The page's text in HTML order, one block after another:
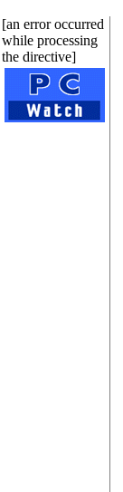
[an error occurred
while processing
the directive]